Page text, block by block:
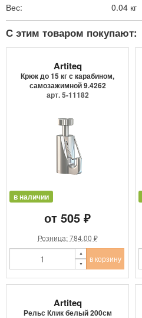
Вес:
0.04 кг
С этим товаром покупают:
Artiteq
Крюк до 15 кг с карабином,
самозажимной 9.4262
арт. 5-11182
в наличии
от 505 ₽
Розница: 784.00 ₽
в корзину
Artiteq
Рельс Клик белый 200см